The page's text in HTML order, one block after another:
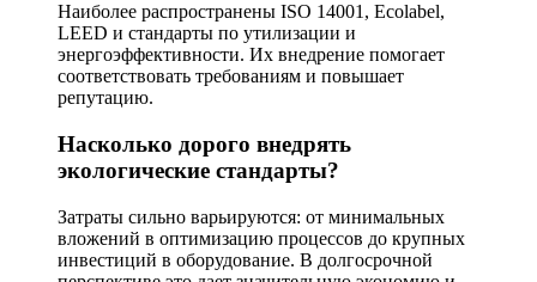
Наиболее распространены ISO 14001, Ecolabel,
LEED и стандарты по утилизации и
энергоэффективности. Их внедрение помогает
соответствовать требованиям и повышает
репутацию.
Насколько дорого внедрять
экологические стандарты?
Затраты сильно варьируются: от минимальных
вложений в оптимизацию процессов до крупных
инвестиций в оборудование. В долгосрочной